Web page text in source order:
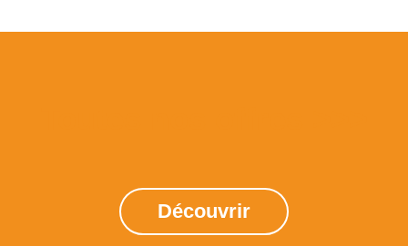
Découvrir